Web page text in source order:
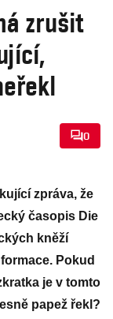
zrušit
0
zpráva, že
časopis Die
kněží
Pokud
je v tomto
papež řekl?